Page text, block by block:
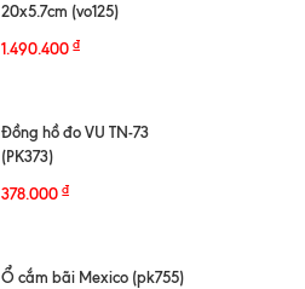
20x5.7cm (vo125)
1.490.400₫
Đồng hồ đo VU TN-73
(PK373)
378.000₫
Ổ cắm bãi Mexico (pk755)